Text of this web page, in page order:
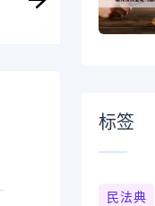
标签
民法典